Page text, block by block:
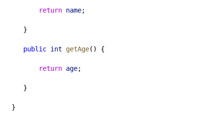
return name;
}
public int getAge() {
return age;
}
}